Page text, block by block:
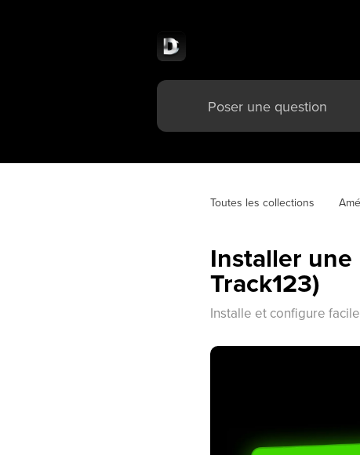
Toutes les collections
Installer
Track123)
Installe et configure